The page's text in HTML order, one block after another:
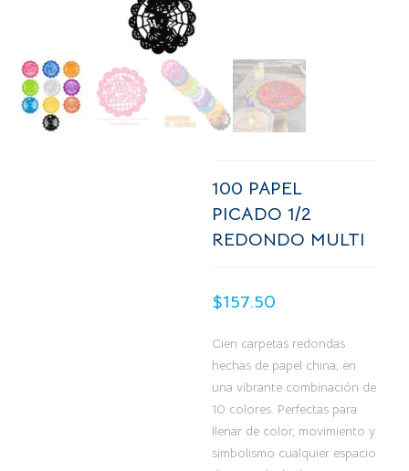
100 PAPEL
PICADO 1/2
REDONDO MULTI
$157.50
Cien carpetas redondas
hechas de papel china, en
una vibrante combinación de
10 colores. Perfectas para
llenar de color, movimiento y
simbolismo cualquier espacio